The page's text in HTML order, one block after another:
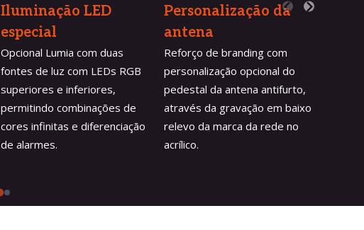
Iluminação LED
especial
Opcional Lumia com duas
fontes de luz com LEDs RGB
superiores e inferiores,
permitindo combinações de
cores infinitas e diferenciação
de alarmes.
Personalização da
antena
Reforço de branding com
personalização opcional do
pedestal da antena antifurto,
através da gravação em baixo
relevo da marca da rede no
acrílico.